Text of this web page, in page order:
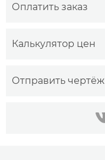
Оплатить заказ
Калькулятор цен
Отправить чертёж
в контакте